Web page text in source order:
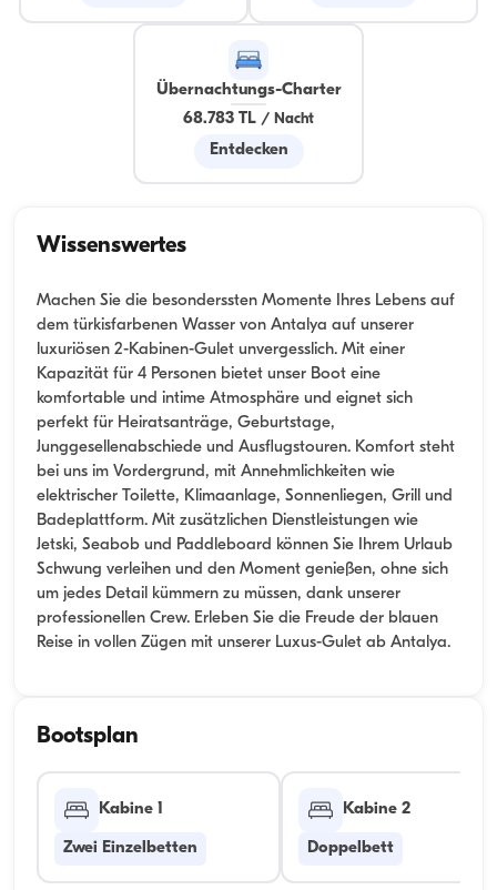
Übernachtungs-Charter
68.783 TL / Nacht
Entdecken
Wissenswertes
Machen Sie die besonderssten Momente Ihres Lebens auf
dem türkisfarbenen Wasser von Antalya auf unserer
luxuriösen 2-Kabinen-Gulet unvergesslich. Mit einer
Kapazität für 4 Personen bietet unser Boot eine
komfortable und intime Atmosphäre und eignet sich
perfekt für Heiratsanträge, Geburtstage,
Junggesellenabschiede und Ausflugstouren. Komfort steht
bei uns im Vordergrund, mit Annehmlichkeiten wie
elektrischer Toilette, Klimaanlage, Sonnenliegen, Grill und
Badeplattform. Mit zusätzlichen Dienstleistungen wie
Jetski, Seabob und Paddleboard können Sie Ihrem Urlaub
Schwung verleihen und den Moment genießen, ohne sich
um jedes Detail kümmern zu müssen, dank unserer
professionellen Crew. Erleben Sie die Freude der blauen
Reise in vollen Zügen mit unserer Luxus-Gulet ab Antalya.
Bootsplan
Kabine 1
Zwei Einzelbetten
Kabine 2
Doppelbett